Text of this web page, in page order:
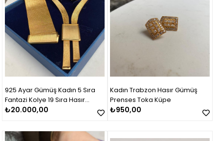
925 Ayar Gümüş Kadın 5 Sıra
Fantazi Kolye 19 Sıra Hasır
Bileklik Set Takım
₺20.000,00
Kadın Trabzon Hasır Gümüş
Prenses Toka Küpe
₺950,00